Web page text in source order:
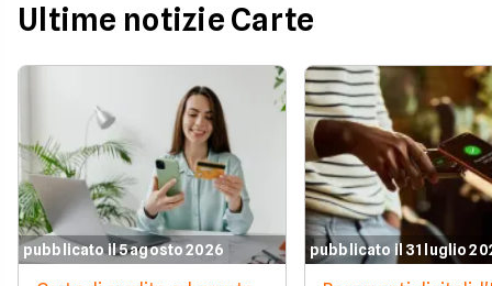
Ultime notizie Carte
pubblicato il 5 agosto 2026 pubblicato il 31 luglio